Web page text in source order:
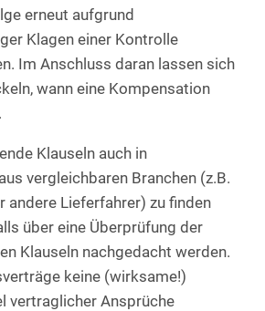
erneut aufgrund
Klagen einer Kontrolle
Im Anschluss daran lassen sich
wann eine Kompensation
Klauseln auch in
vergleichbaren Branchen (z.B.
andere Lieferfahrer) zu finden
über eine Überprüfung der
Klauseln nachgedacht werden.
keine (wirksame!)
vertraglicher Ansprüche